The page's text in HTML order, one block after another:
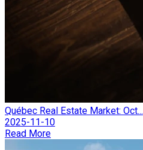
Québec Real Estate Market: Oct...
2025-11-10
Read More